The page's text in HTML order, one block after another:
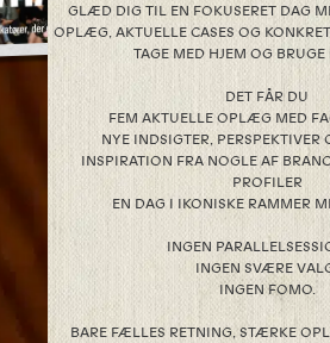
GLÆD DIG TIL EN FOKUSERET DAG
OPLÆG, AKTUELLE CASES OG
TAGE MED HJEM OG BRUGE
DET FÅR DU
FEM AKTUELLE OPLÆG MED
NYE INDSIGTER, PERSPEKTIVER
INSPIRATION FRA NOGLE AF
PROFILER
EN DAG I IKONISKE RAMMER
INGEN
INGEN SVÆRE
INGEN FOMO.
BARE FÆLLES RETNING, STÆRKE